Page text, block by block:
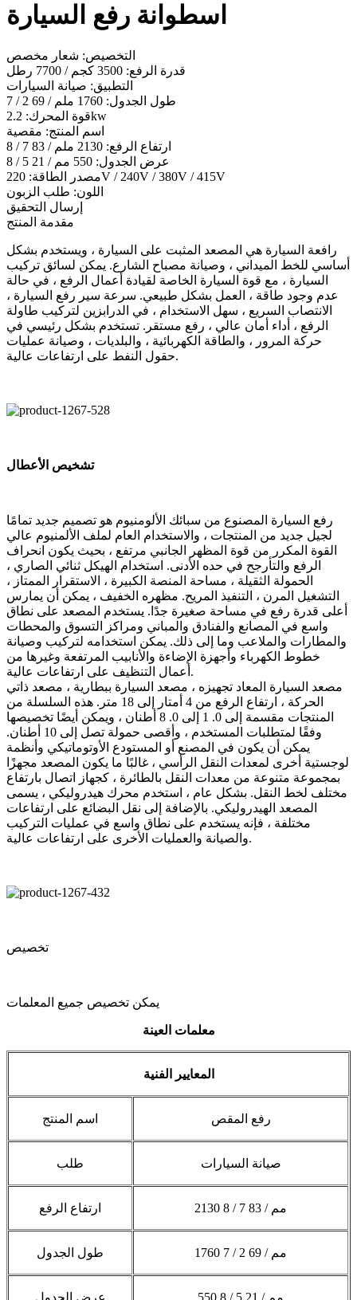
اسطوانة رفع السيارة
التخصيص: شعار مخصص
قدرة الرفع: 3500 كجم / 7700 رطل
التطبيق: صيانة السيارات
طول الجدول: 1760 ملم / 69 2 / 7
قوة المحرك: 2.2kw
اسم المنتج: مقصية
ارتفاع الرفع: 2130 ملم / 83 7 / 8
عرض الجدول: 550 مم / 21 5 / 8
مصدر الطاقة: 220V / 240V / 380V / 415V
اللون: طلب الزبون
إرسال التحقيق
مقدمة المنتج
رافعة السيارة هي المصعد المثبت على السيارة ، ويستخدم بشكل
أساسي للخط الميداني ، وصيانة مصباح الشارع. يمكن لسائق تركيب
السيارة ، مع قوة السيارة الخاصة لقيادة أعمال الرفع ، في حالة
عدم وجود طاقة ، العمل بشكل طبيعي. سرعة سير رفع السيارة ،
الانتصاب السريع ، سهل الاستخدام ، في الدرابزين لتركيب طاولة
الرفع ، أداء أمان عالي ، رفع مستقر. تستخدم بشكل رئيسي في
حركة المرور ، والطاقة الكهربائية ، والبلديات ، وصيانة عمليات
حقول النفط على ارتفاعات عالية.
تشخيص الأعطال
رفع السيارة المصنوع من سبائك الألومنيوم هو تصميم جديد تمامًا
لجيل جديد من المنتجات ، والاستخدام العام لملف الألمنيوم عالي
القوة المكرر من قوة المظهر الجانبي مرتفع ، بحيث يكون انحراف
الرفع والتأرجح في حده الأدنى. استخدام الهيكل ثنائي الصاري ،
الحمولة الثقيلة ، مساحة المنصة الكبيرة ، الاستقرار الممتاز ،
التشغيل المرن ، التنفيذ المريح. مظهره الخفيف ، يمكن أن يمارس
أعلى قدرة رفع في مساحة صغيرة جدًا. يستخدم المصعد على نطاق
واسع في المصانع والفنادق والمباني ومراكز التسوق والمحطات
والمطارات والملاعب وما إلى ذلك. يمكن استخدامه لتركيب وصيانة
خطوط الكهرباء وأجهزة الإضاءة والأنابيب المرتفعة وغيرها من
أعمال التنظيف على ارتفاعات عالية.
مصعد السيارة المعاد تجهيزه ، مصعد السيارة ببطارية ، مصعد ذاتي
الحركة ، ارتفاع الرفع من 4 أمتار إلى 18 متر. هذه السلسلة من
المنتجات مقسمة إلى 0. 1 إلى 0. 8 أطنان ، ويمكن أيضًا تخصيصها
وفقًا لمتطلبات المستخدم ، وأقصى حمولة تصل إلى 10 أطنان.
يمكن أن يكون في المصنع أو المستودع الأوتوماتيكي وأنظمة
لوجستية أخرى لمعدات النقل الرأسي ، غالبًا ما يكون المصعد مجهزًا
بمجموعة متنوعة من معدات النقل بالطائرة ، كجهاز اتصال بارتفاع
مختلف لخط النقل. بشكل عام ، استخدم محرك هيدروليكي ، يسمى
المصعد الهيدروليكي. بالإضافة إلى نقل البضائع على ارتفاعات
مختلفة ، فإنه يستخدم على نطاق واسع في عمليات التركيب
والصيانة والعمليات الأخرى على ارتفاعات عالية.
تخصيص
يمكن تخصيص جميع المعلمات
معلمات العينة
المعايير الفنية
اسم المنتج رفع المقص
طلب صيانة السيارات
ارتفاع الرفع 2130 مم / 83 7 / 8
طول الجدول 1760 مم / 69 2 / 7
عرض الجدول 550 مم / 21 5 / 8